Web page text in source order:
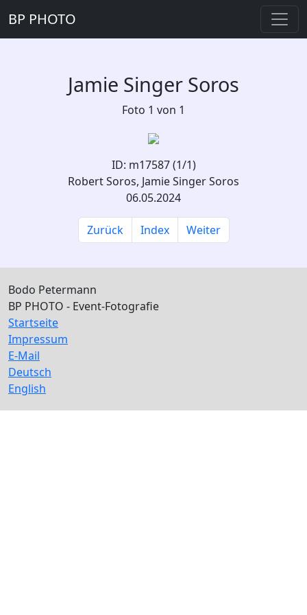
BP PHOTO
Jamie Singer Soros
Foto 1 von 1
ID: m17587 (1/1)
Robert Soros, Jamie Singer Soros
06.05.2024
Zurück Index Weiter
Bodo Petermann
BP PHOTO - Event-Fotografie
Startseite
Impressum
E-Mail
Deutsch
English